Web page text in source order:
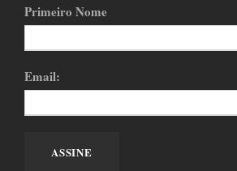
Primeiro Nome
Email: